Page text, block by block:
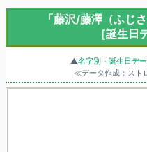
「藤沢/藤澤（ふじ
［誕生日
▲名字別・誕生日デ
≪データ作成：スト